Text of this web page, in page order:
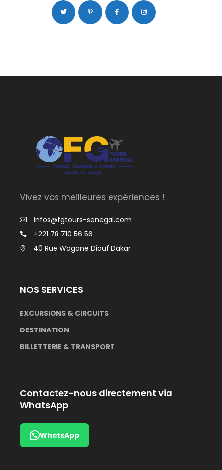
Vivez vos meilleures expériences !
infos@fgtours-senegal.com
+221 78 710 56 56
40 Rue Wagane Diouf Dakar
NOS SERVICES
EXCURSIONS & CIRCUITS
DESTINATION
BILLETTERIE & TRANSPORT
Contactez-nous directement via
WhatsApp
WhatsApp